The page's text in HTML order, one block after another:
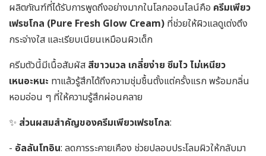
ผลิตภัณฑ์ที่ได้รับการพูดถึงอย่างมากในโลกออนไลน์คือ ครีมเพียว
เฟรชโกล (Pure Fresh Glow Cream) ที่ช่วยให้ผิวแลดูเต่งตึง
กระจ่างใส และเรียบเนียนเหมือนผิวเด็ก
ครีมตัวนี้มีเนื้อสัมผัส สีขาวนวล เกลี่ยง่าย ซึมไว ไม่เหนียว
เหนอะหนะ ทาแล้วรู้สึกได้ถึงความชุ่มชื้นตั้งแต่ครั้งแรก พร้อมกลิ่น
หอมอ่อน ๆ ที่ให้ความรู้สึกผ่อนคลาย
✨ ส่วนผสมสำคัญของครีมเพียวเฟรชโกล:
- อัลลันโทอิน: ลดการระคายเคือง ช่วยปลอบประโลมผิวให้กลับมา